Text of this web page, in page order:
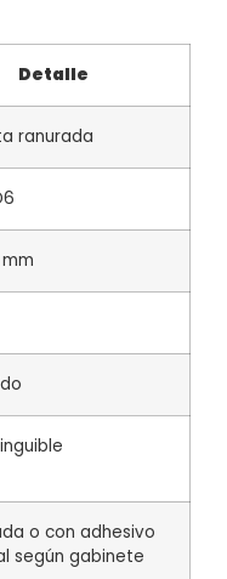
Detalle
ranurada
o con adhesivo
según gabinete